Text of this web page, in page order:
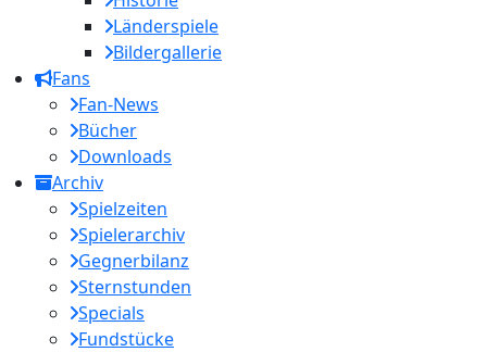
Länderspiele
Bildergallerie
Fans
Fan-News
Bücher
Downloads
Archiv
Spielzeiten
Spielerarchiv
Gegnerbilanz
Sternstunden
Specials
Fundstücke